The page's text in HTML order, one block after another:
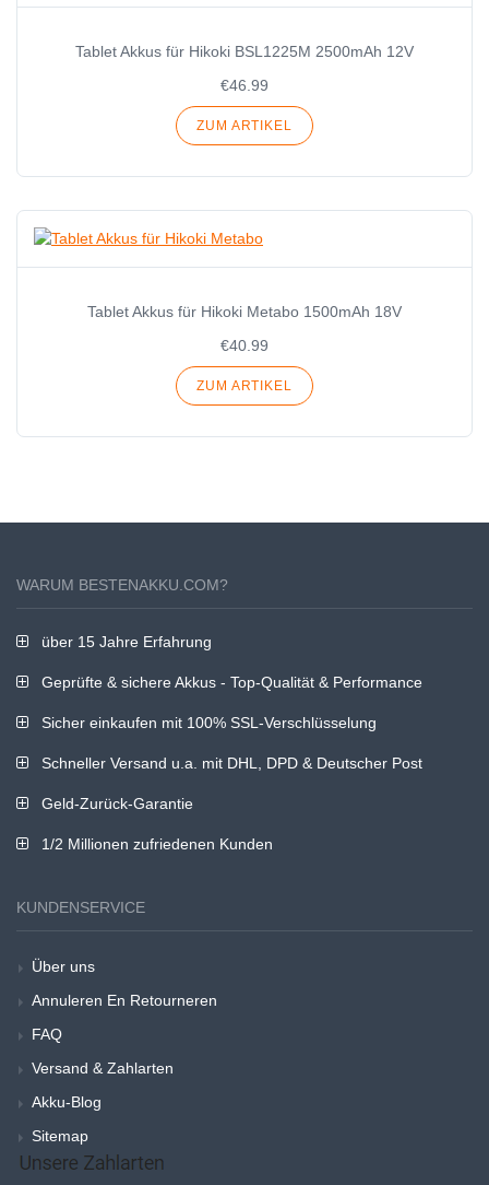
Tablet Akkus für Hikoki BSL1225M 2500mAh 12V
€46.99
ZUM ARTIKEL
Tablet Akkus für Hikoki Metabo 1500mAh 18V
€40.99
ZUM ARTIKEL
WARUM BESTENAKKU.COM?
über 15 Jahre Erfahrung
Geprüfte & sichere Akkus - Top-Qualität & Performance
Sicher einkaufen mit 100% SSL-Verschlüsselung
Schneller Versand u.a. mit DHL, DPD & Deutscher Post
Geld-Zurück-Garantie
1/2 Millionen zufriedenen Kunden
KUNDENSERVICE
Über uns
Annuleren En Retourneren
FAQ
Versand & Zahlarten
Akku-Blog
Sitemap